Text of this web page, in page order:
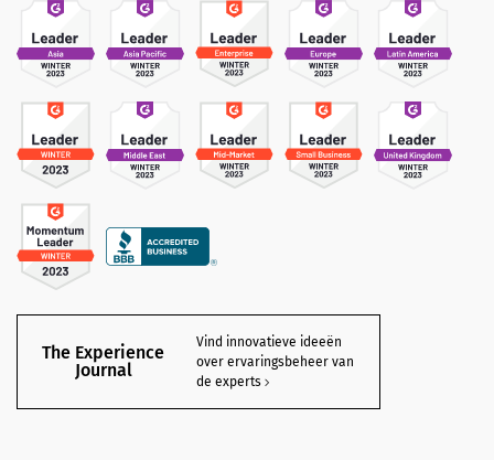
The Experience
Journal
Vind innovatieve ideeën
over ervaringsbeheer van
de experts